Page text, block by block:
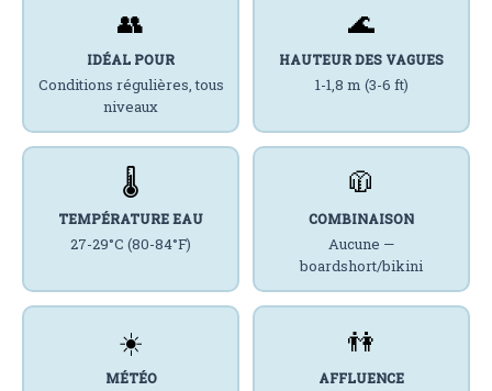
👥
IDÉAL POUR
Conditions régulières, tous
niveaux
🌊
HAUTEUR DES VAGUES
1-1,8 m (3-6 ft)
🌡️
TEMPÉRATURE EAU
27-29°C (80-84°F)
🧥
COMBINAISON
Aucune —
boardshort/bikini
☀️
MÉTÉO
👫
AFFLUENCE